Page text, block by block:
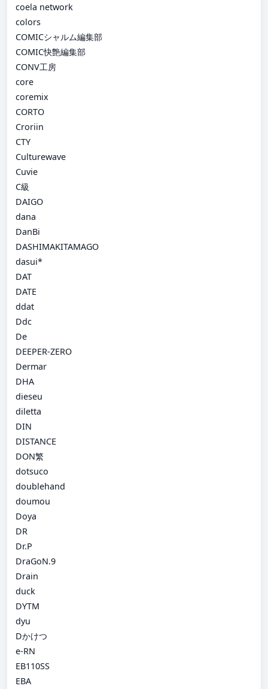
coela network
colors
COMICシャルム編集部
COMIC快艶編集部
CONV工房
core
coremix
CORTO
Croriin
CTY
Culturewave
Cuvie
C級
DAIGO
dana
DanBi
DASHIMAKITAMAGO
dasui*
DAT
DATE
ddat
Ddc
De
DEEPER-ZERO
Dermar
DHA
dieseu
diletta
DIN
DISTANCE
DON繁
dotsuco
doublehand
doumou
Doya
DR
Dr.P
DraGoN.9
Drain
duck
DYTM
dyu
Dかけつ
e-RN
EB110SS
EBA